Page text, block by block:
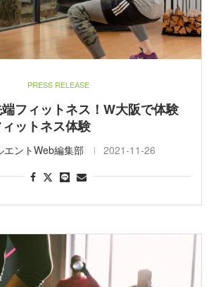
PRESS RELEASE
フィットネス！W大阪で体験
ットネス体験
エントWeb編集部 2021-11-26